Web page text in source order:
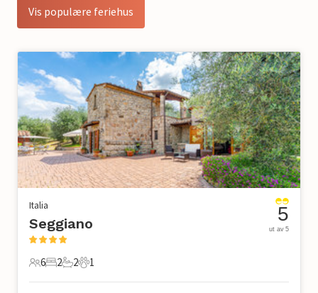
Vis populære feriehus
Italia
Seggiano
6 Gjester
6
2 Soverom
2
2 Bad
2
1 Kjæledyr
1
5
ut av 5